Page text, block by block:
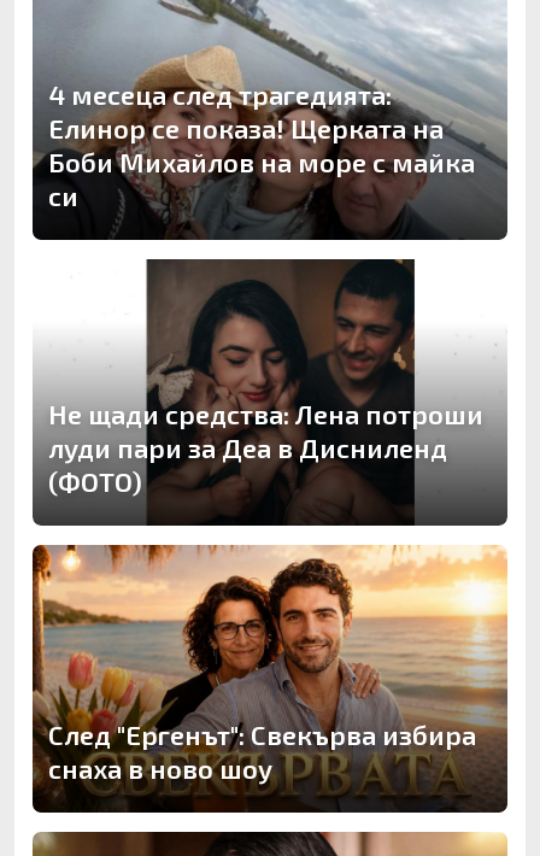
4 месеца след трагедията:
Елинор се показа! Щерката на
Боби Михайлов на море с майка
си
Не щади средства: Лена потроши
луди пари за Деа в Дисниленд
(ФОТО)
След "Ергенът": Свекърва избира
снаха в ново шоу